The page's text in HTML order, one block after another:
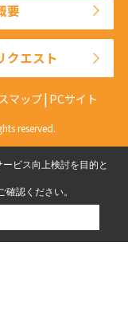
要
クエスト
マップ PCサイト
reserved.
ビス向上検討を目的と
確認ください。